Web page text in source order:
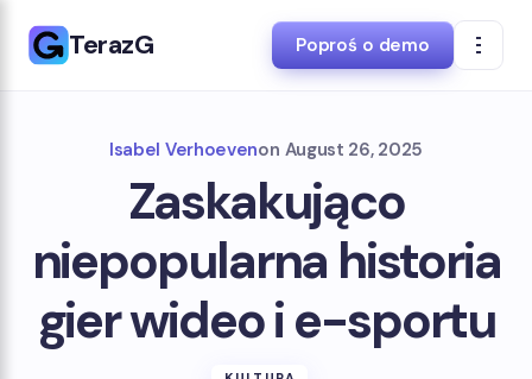
TerazG Poproś o demo
Isabel Verhoevenon August 26, 2025
Zaskakująco
niepopularna historia
gier wideo i e-sportu